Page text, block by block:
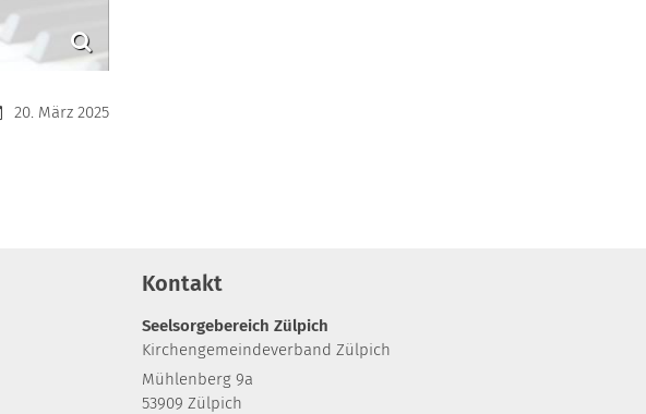
20. März 2025
Kontakt
Seelsorgebereich Zülpich
Kirchengemeindeverband Zülpich
Mühlenberg 9a
53909 Zülpich